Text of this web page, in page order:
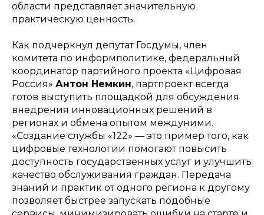
области представляет значительную
практическую ценность.
Как подчеркнул депутат Госдумы, член
комитета по информполитике, федеральный
координатор партийного проекта «Цифровая
Россия» Антон Немкин, партпроект всегда
готов выступить площадкой для обсуждения
внедрения инновационных решений в
регионах и обмена опытом междуними.
«Создание службы «122» — это пример того, как
цифровые технологии помогают повысить
доступность государственных услуг и улучшить
качество обслуживания граждан. Передача
знаний и практик от одного региона к другому
позволяет быстрее запускать подобные